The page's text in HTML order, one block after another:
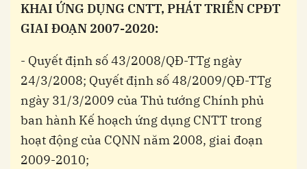
KHAI ỨNG DỤNG CNTT, PHÁT TRIỂN CPĐT
GIAI ĐOẠN 2007-2020:
- Quyết định số 43/2008/QĐ-TTg ngày
24/3/2008; Quyết định số 48/2009/QĐ-TTg
ngày 31/3/2009 của Thủ tướng Chính phủ
ban hành Kế hoạch ứng dụng CNTT trong
hoạt động của CQNN năm 2008, giai đoạn
2009-2010;